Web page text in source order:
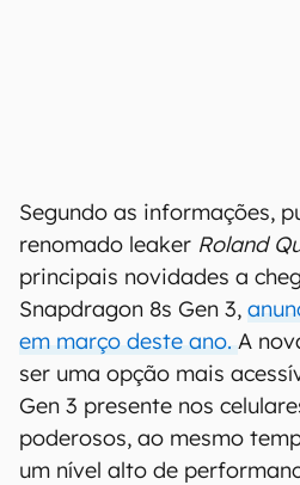
Segundo as informações,
renomado leaker Roland
principais novidades a
Snapdragon 8s Gen 3,
em março deste ano. A
ser uma opção mais
Gen 3 presente nos
poderosos, ao mesmo
um nível alto de